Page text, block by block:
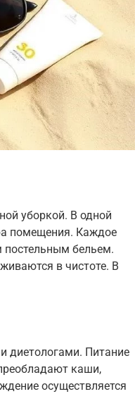
уборкой. В одной
помещения. Каждое
постельным бельем.
в чистоте. В
диетологами. Питание
каши,
осуществляется